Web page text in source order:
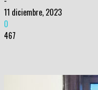
11 diciembre, 2023
0
467